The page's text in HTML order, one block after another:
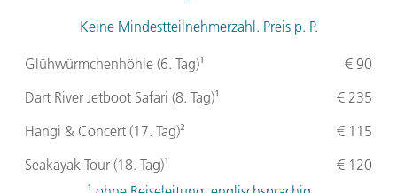
Keine Mindestteilnehmerzahl. Preis p. P.
Glühwürmchenhöhle (6. Tag)¹
€ 90
Dart River Jetboot Safari (8. Tag)¹
€ 235
Hangi & Concert (17. Tag)²
€ 115
Seakayak Tour (18. Tag)¹
€ 120